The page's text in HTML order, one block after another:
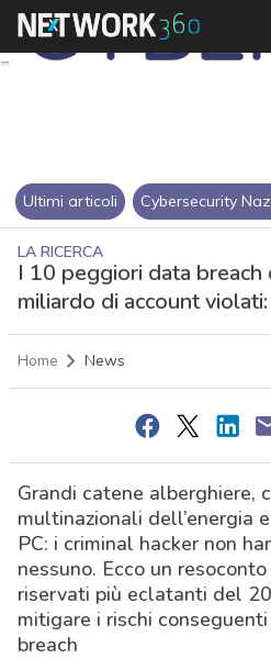
Ultimi articoli Cybersecurity
LA RICERCA
I 10 peggiori data
miliardo di account
Home News
Grandi catene alberghiere,
multinazionali dell’energia
PC: i criminal hacker non
nessuno. Ecco un
riservati più eclatanti del
mitigare i rischi
breach